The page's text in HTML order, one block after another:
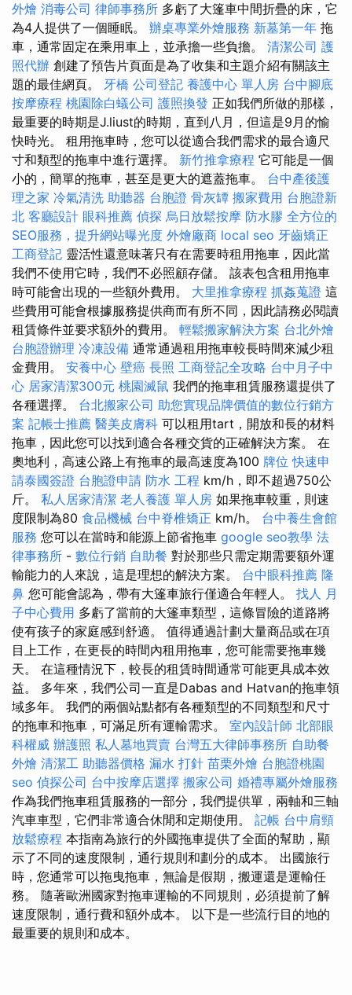
外燴 消毒公司 律師事務所 多虧了大篷車中間折疊的床，它
為4人提供了一個睡眠。 辦桌專業外燴服務 新墓第一年 拖
車，通常固定在乘用車上，並承擔一些負擔。 清潔公司 護
照代辦 創建了預告片頁面是為了收集和主題介紹有關該主
題的最佳網頁。 牙橋 公司登記 養護中心 單人房 台中腳底
按摩療程 桃園除白蟻公司 護照換發 正如我們所做的那樣，
最重要的時期是J.liust的時期，直到八月，但這是9月的愉
快時光。 租用拖車時，您可以從適合我們需求的最合適尺
寸和類型的拖車中進行選擇。 新竹推拿療程 它可能是一個
小的，簡單的拖車，甚至是更大的遮蓋拖車。 台中產後護
理之家 冷氣清洗 助聽器 台胞證 骨灰罈 搬家費用 台胞證新
北 客廳設計 眼科推薦 偵探 烏日放鬆按摩 防水膠 全方位的
SEO服務，提升網站曝光度 外燴廠商 local seo 牙齒矯正
工商登記 靈活性還意味著只有在需要時租用拖車，因此當
我們不使用它時，我們不必照顧存儲。 該表包含租用拖車
時可能會出現的一些額外費用。 大里推拿療程 抓姦蒐證 這
些費用可能會根據服務提供商而有所不同，因此請務必閱讀
租賃條件並要求額外的費用。 輕鬆搬家解決方案 台北外燴
台胞證辦理 冷凍設備 通常通過租用拖車較長時間來減少租
金費用。 安養中心 壁癌 長照 工商登記全攻略 台中月子中
心 居家清潔300元 桃園滅鼠 我們的拖車租賃服務還提供了
各種選擇。 台北搬家公司 助您實現品牌價值的數位行銷方
案 記帳士推薦 醫美皮膚科 可以租用tart，開放和長的材料
拖車，因此您可以找到適合各種交貨的正確解決方案。 在
奧地利，高速公路上有拖車的最高速度為100 牌位 快速申
請泰國簽證 台胞證申請 防水 工程 km/h，即不超過750公
斤。 私人居家清潔 老人養護 單人房 如果拖車較重，則速
度限制為80 食品機械 台中脊椎矯正 km/h。 台中養生會館
服務 您可以在當時和能源上節省拖車 google seo教學 法
律事務所 - 數位行銷 自助餐 對於那些只需定期需要額外運
輸能力的人來說，這是理想的解決方案。 台中眼科推薦 隆
鼻 您可能會認為，帶有大篷車旅行僅適合年輕人。 找人 月
子中心費用 多虧了當前的大篷車類型，這條冒險的道路將
使有孩子的家庭感到舒適。 值得通過計劃大量商品或在項
目上工作，在更長的時間內租用拖車，您可能需要拖車幾
天。 在這種情況下，較長的租賃時間通常可能更具成本效
益。 多年來，我們公司一直是Dabas and Hatvan的拖車領
域多年。 我們的兩個站點都有各種類型的不同類型和尺寸
的拖車和拖車，可滿足所有運輸需求。 室內設計師 北部眼
科權威 辦護照 私人墓地買賣 台灣五大律師事務所 自助餐
外燴 清潔工 助聽器價格 漏水 打針 苗栗外燴 台胞證桃園
seo 偵探公司 台中按摩店選擇 搬家公司 婚禮專屬外燴服務
作為我們拖車租賃服務的一部分，我們提供單，兩軸和三軸
汽車車型，它們非常適合休閒和定期使用。 記帳 台中肩頸
放鬆療程 本指南為旅行的外國拖車提供了全面的幫助，顯
示了不同的速度限制，通行規則和劃分的成本。 出國旅行
時，您通常可以拖曳拖車，無論是假期，搬運還是運輸任
務。 隨著歐洲國家對拖車運輸的不同規則，必須提前了解
速度限制，通行費和額外成本。 以下是一些流行目的地的
最重要的規則和成本。